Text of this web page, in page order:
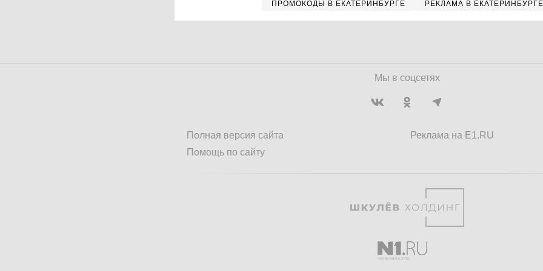
ПРОМОКОДЫ В ЕКАТЕРИНБУРГЕ РЕКЛАМА В ЕКАТЕРИНБУРГЕ
Мы в соцсетях
Полная версия сайта
Помощь по сайту
Реклама на E1.RU